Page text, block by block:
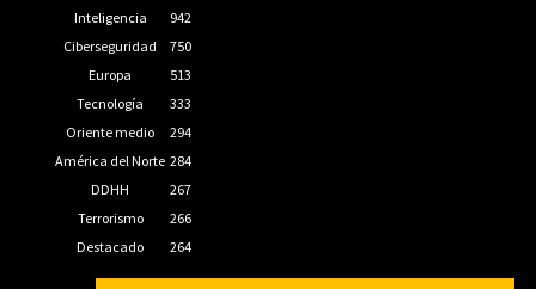
Inteligencia
942
Ciberseguridad
750
Europa
513
Tecnología
333
Oriente medio
294
América del Norte 284
DDHH
267
Terrorismo
266
Destacado
264